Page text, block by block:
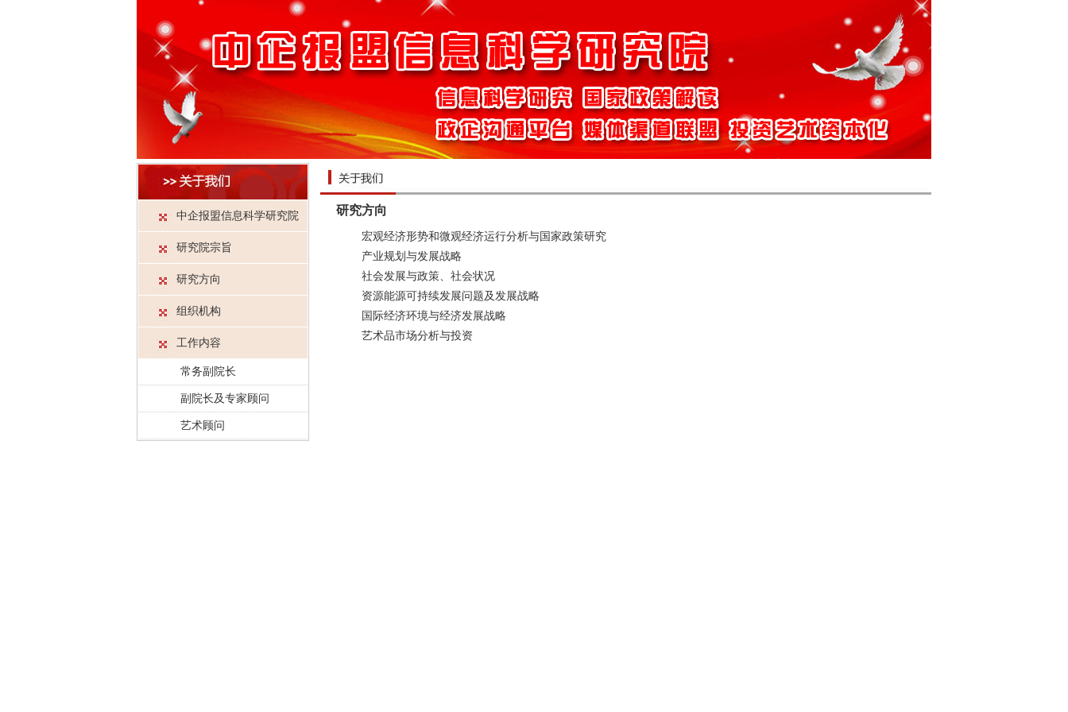
中企报盟信息科学研究院
研究院宗旨
研究方向
组织机构
工作内容
常务副院长
副院长及专家顾问
艺术顾问
研究方向
宏观经济形势和微观经济运行分析与国家政策研究
产业规划与发展战略
社会发展与政策、社会状况
资源能源可持续发展问题及发展战略
国际经济环境与经济发展战略
艺术品市场分析与投资